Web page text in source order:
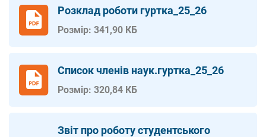
Розклад роботи гуртка_25_26
Розмір: 341,90 КБ
Список членів наук.гуртка_25_26
Розмір: 320,84 КБ
Звіт про роботу студентського